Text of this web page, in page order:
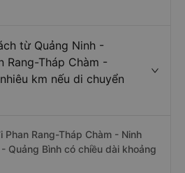
từ Quảng Ninh -
Rang-Tháp Chàm -
km nếu di chuyển
Rang-Tháp Chàm - Ninh
Quảng Bình có chiều dài khoảng